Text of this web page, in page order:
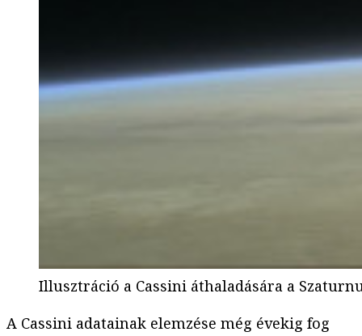
Illusztráció a Cassini áthaladására a
A Cassini adatainak elemzése még évekig fog